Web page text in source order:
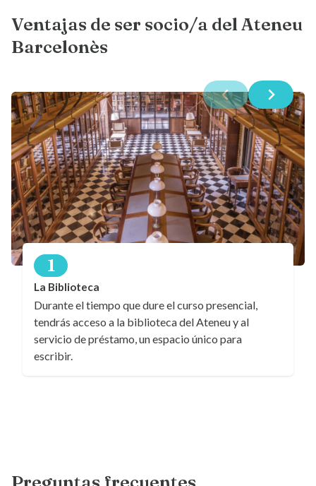
Ventajas de ser socio/a del Ateneu
Barcelonès
1
La Biblioteca
Durante el tiempo que dure el curso presencial,
tendrás acceso a la biblioteca del Ateneu y al
servicio de préstamo, un espacio único para
escribir.
Preguntas frecuentes